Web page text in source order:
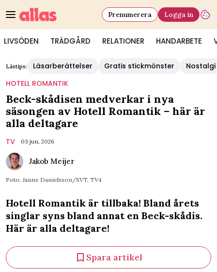
LIVSÖDEN TRÄDGÅRD RELATIONER HANDARBETE
Prenumerera Logga in
Lästips: Läsarberättelser Gratis stickmönster
Nostalgi
HOTELL ROMANTIK
Beck-skådisen medverkar i nya
säsongen av Hotell Romantik – här är
alla deltagare
TV 03 jun, 2026
Jakob Meijer
Foto: Janne Danielsson/SVT, TV4
Hotell Romantik är tillbaka! Bland årets
singlar syns bland annat en Beck-skådis.
Här är alla deltagare!
Spara artikel